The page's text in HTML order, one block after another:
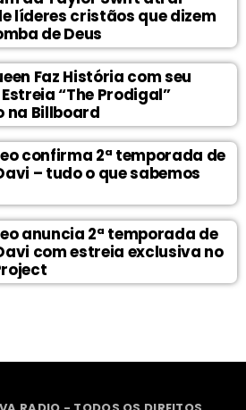
líderes cristãos que dizem
de Deus
Faz História com seu
“The Prodigal”
na Billboard
confirma 2ª temporada de
– tudo o que sabemos
anuncia 2ª temporada de
com estreia exclusiva no